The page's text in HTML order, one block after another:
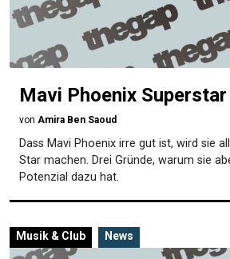
Mavi Phoenix Superstar
von Amira Ben Saoud
Dass Mavi Phoenix irre gut ist, wird sie
Star machen. Drei Gründe, warum sie
Potenzial dazu hat.
Musik & Club News